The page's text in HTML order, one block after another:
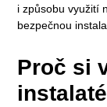
i způsobu využití
bezpečnou
Proč si